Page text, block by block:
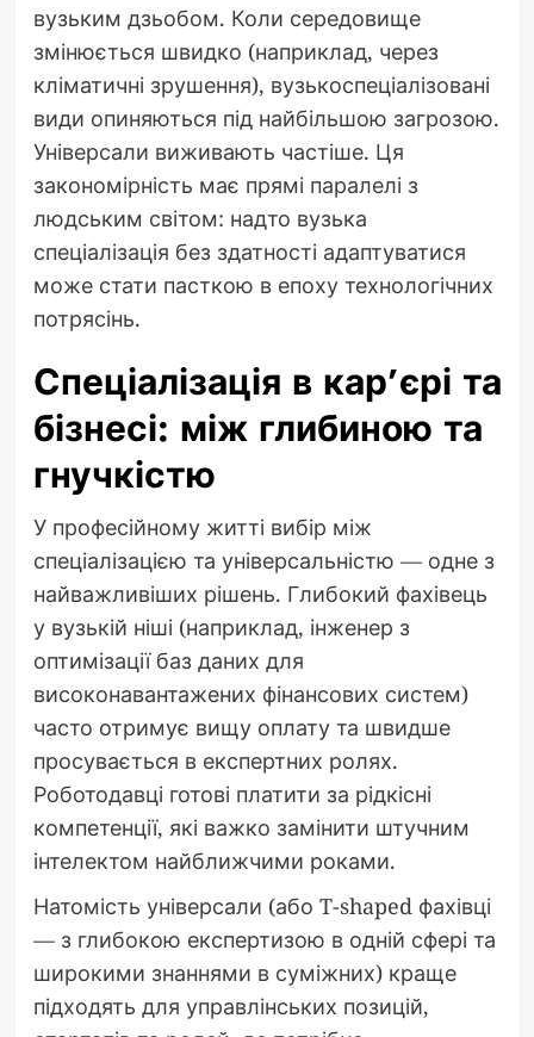
вузьким дзьобом. Коли середовище
змінюється швидко (наприклад, через
кліматичні зрушення), вузькоспеціалізовані
види опиняються під найбільшою загрозою.
Універсали виживають частіше. Ця
закономірність має прямі паралелі з
людським світом: надто вузька
спеціалізація без здатності адаптуватися
може стати пасткою в епоху технологічних
потрясінь.
Спеціалізація в кар’єрі та
бізнесі: між глибиною та
гнучкістю
У професійному житті вибір між
спеціалізацією та універсальністю — одне з
найважливіших рішень. Глибокий фахівець
у вузькій ніші (наприклад, інженер з
оптимізації баз даних для
високонавантажених фінансових систем)
часто отримує вищу оплату та швидше
просувається в експертних ролях.
Роботодавці готові платити за рідкісні
компетенції, які важко замінити штучним
інтелектом найближчими роками.
Натомість універсали (або T-shaped фахівці
— з глибокою експертизою в одній сфері та
широкими знаннями в суміжних) краще
підходять для управлінських позицій,